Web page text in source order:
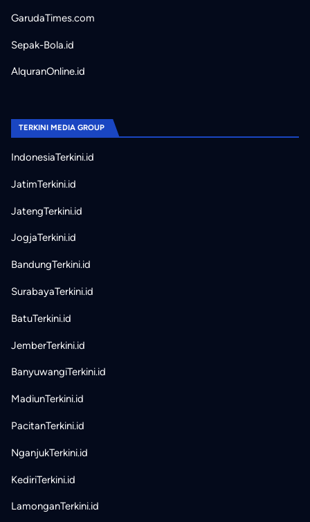
GarudaTimes.com
Sepak-Bola.id
AlquranOnline.id
TERKINI MEDIA GROUP
IndonesiaTerkini.id
JatimTerkini.id
JatengTerkini.id
JogjaTerkini.id
BandungTerkini.id
SurabayaTerkini.id
BatuTerkini.id
JemberTerkini.id
BanyuwangiTerkini.id
MadiunTerkini.id
PacitanTerkini.id
NganjukTerkini.id
KediriTerkini.id
LamonganTerkini.id